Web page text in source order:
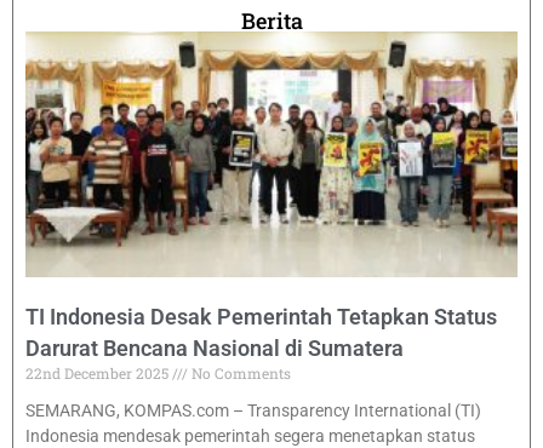
Berita
TI Indonesia Desak Pemerintah Tetapkan Status
Darurat Bencana Nasional di Sumatera
22nd December 2025
No Comments
SEMARANG, KOMPAS.com – Transparency International (TI)
Indonesia mendesak pemerintah segera menetapkan status